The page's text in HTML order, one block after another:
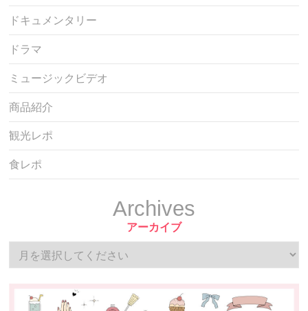
ドキュメンタリー
ドラマ
ミュージックビデオ
商品紹介
観光レポ
食レポ
Archives
アーカイブ